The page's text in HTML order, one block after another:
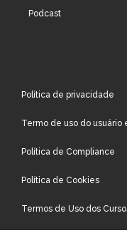
Podcast
Política de privacidade
Termo de uso do usuário
Política de Compliance
Política de Cookies
Termos de Uso dos